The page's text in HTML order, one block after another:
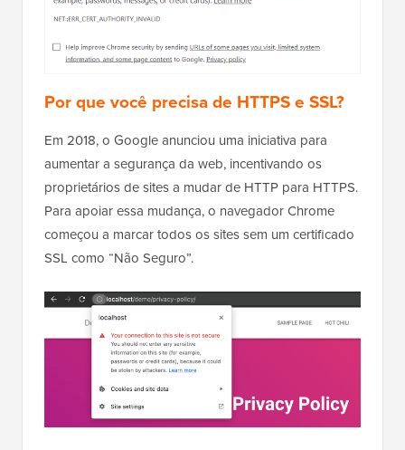
Por que você precisa de HTTPS e SSL?
Em 2018, o Google anunciou uma iniciativa para
aumentar a segurança da web, incentivando os
proprietários de sites a mudar de HTTP para HTTPS.
Para apoiar essa mudança, o navegador Chrome
começou a marcar todos os sites sem um certificado
SSL como “Não Seguro”.